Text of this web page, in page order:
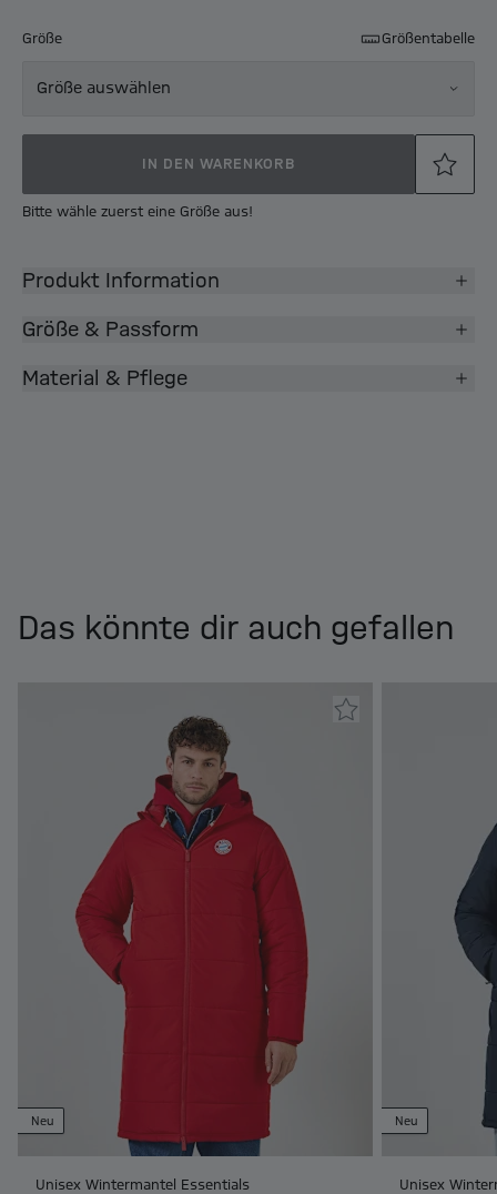
Größe Größentabelle
Größe auswählen
IN DEN WARENKORB
Bitte wähle zuerst eine Größe aus!
Produkt Information
Größe & Passform
Material & Pflege
Das könnte dir auch gefallen
Neu
Unisex Wintermantel Essentials
Neu
Unisex